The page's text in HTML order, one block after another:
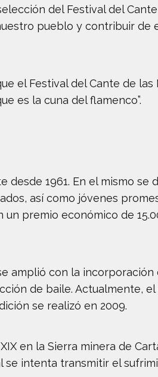
del Festival del
pueblo y contribuir de
el Festival del Cante de las
es la cuna del flamenco”.
1961. En el mismo se
así como jóvenes
premio económico de
amplió con la incorporación
de baile. Actualmente,
se realizó en 2009.
en la Sierra minera de
intenta transmitir el